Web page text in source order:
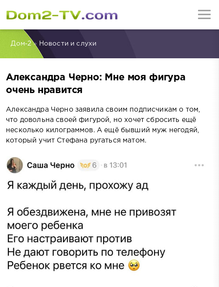
Дом-2» Новости и слухи
Александра Черно: Мне моя фигура
очень нравится
Александра Черно заявила своим подписчикам о том,
что довольна своей фигурой, но хочет сбросить ещё
несколько килограммов. А ещё бывший муж негодяй,
который учит Стефана ругаться матом.